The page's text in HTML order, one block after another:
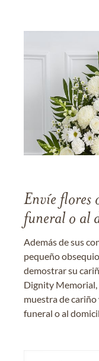
Envíe flores
funeral o al
Además de sus
pequeño
demostrar su
Dignity Memorial,
muestra de
funeral o al